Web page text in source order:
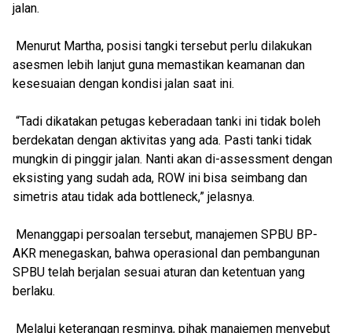
jalan.
Menurut Martha, posisi tangki tersebut perlu dilakukan
asesmen lebih lanjut guna memastikan keamanan dan
kesesuaian dengan kondisi jalan saat ini.
“Tadi dikatakan petugas keberadaan tanki ini tidak boleh
berdekatan dengan aktivitas yang ada. Pasti tanki tidak
mungkin di pinggir jalan. Nanti akan di-assessment dengan
eksisting yang sudah ada, ROW ini bisa seimbang dan
simetris atau tidak ada bottleneck,” jelasnya.
Menanggapi persoalan tersebut, manajemen SPBU BP-
AKR menegaskan, bahwa operasional dan pembangunan
SPBU telah berjalan sesuai aturan dan ketentuan yang
berlaku.
Melalui keterangan resminya, pihak manajemen menyebut